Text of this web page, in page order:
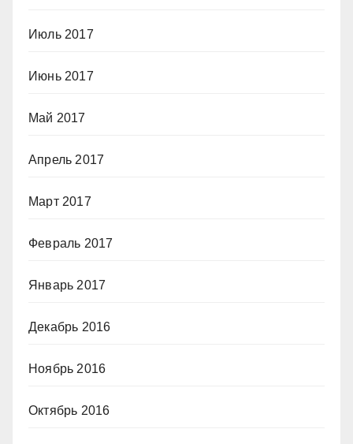
Июль 2017
Июнь 2017
Май 2017
Апрель 2017
Март 2017
Февраль 2017
Январь 2017
Декабрь 2016
Ноябрь 2016
Октябрь 2016